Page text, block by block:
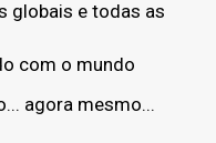
globais e todas as
com o mundo
agora mesmo...